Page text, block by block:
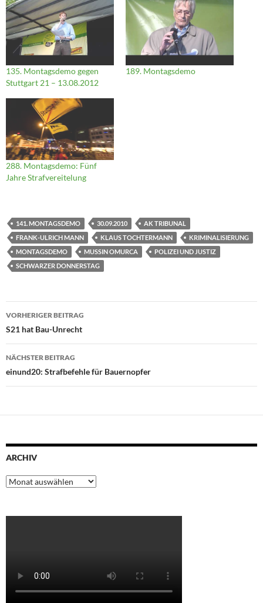
135. Montagsdemo gegen
Stuttgart 21 – 13.08.2012
189. Montagsdemo
288. Montagsdemo: Fünf
Jahre Strafvereitelung
141. MONTAGSDEMO 30.09.2010
AK TRIBUNAL
FRANK-ULRICH MANN
KLAUS TOCHTERMANN
KRIMINALISIERUNG
MONTAGSDEMO
MUSSIN OMURCA
POLIZEI UND JUSTIZ
SCHWARZER DONNERSTAG
Beitragsnavigation
VORHERIGER BEITRAG
S21 hat Bau-Unrecht
NÄCHSTER BEITRAG
einund20: Strafbefehle für Bauernopfer
ARCHIV
Archiv